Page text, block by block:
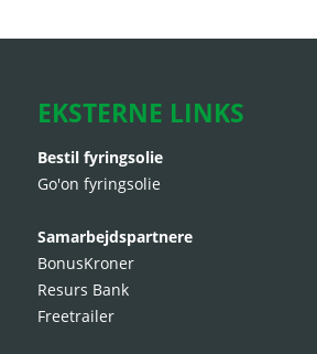
EKSTERNE LINKS
Bestil fyringsolie
Go'on fyringsolie
Samarbejdspartnere
BonusKroner
Resurs Bank
Freetrailer